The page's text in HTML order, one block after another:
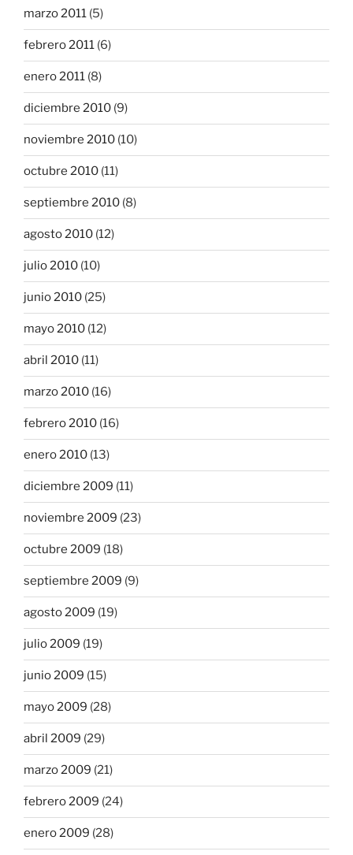
marzo 2011 (5)
febrero 2011 (6)
enero 2011 (8)
diciembre 2010 (9)
noviembre 2010 (10)
octubre 2010 (11)
septiembre 2010 (8)
agosto 2010 (12)
julio 2010 (10)
junio 2010 (25)
mayo 2010 (12)
abril 2010 (11)
marzo 2010 (16)
febrero 2010 (16)
enero 2010 (13)
diciembre 2009 (11)
noviembre 2009 (23)
octubre 2009 (18)
septiembre 2009 (9)
agosto 2009 (19)
julio 2009 (19)
junio 2009 (15)
mayo 2009 (28)
abril 2009 (29)
marzo 2009 (21)
febrero 2009 (24)
enero 2009 (28)